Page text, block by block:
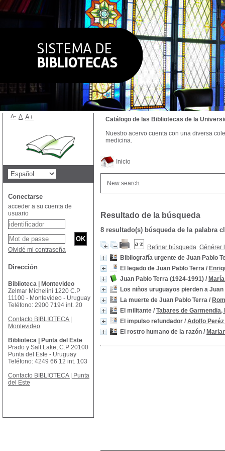
Inicio
New search
Resultado de la búsqueda
8 resultado(s) búsqueda de la palabra
Refinar búsqueda Générer
Bibliografía urgente de Juan Pablo
El legado de Juan Pablo Terra /
Juan Pablo Terra (1924-1991) /
Los niños uruguayos pierden a Juan
La muerte de Juan Pablo Terra /
El militante / Tabares de Garmendia,
El impulso refundador / Adolfo
El rostro humano de la razón /
Catálogo de las Bibliotecas de la
Nuestro acervo cuenta con una diversa
medicina.
A- A A+
Conectarse
acceder a su cuenta de
usuario
Olvidé mi contraseña
Dirección
Biblioteca | Montevideo
Zelmar Michelini 1220 C.P
11100 - Montevideo - Uruguay
Teléfono: 2900 7194 int. 20
Contacto BIBLIOTECA |
Montevideo
Biblioteca | Punta del Este
Prado y Salt Lake, C.P 20100
Punta del Este - Uruguay
Teléfono: 4249 66 12 int. 103
Contacto BIBLIOTECA | Punta
del Este